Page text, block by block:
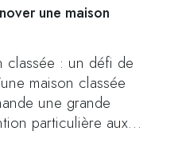
une maison
classée : un défi de
maison classée
une grande
particulière aux…